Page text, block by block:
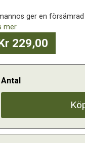
ger en
mer
229,00
Antal